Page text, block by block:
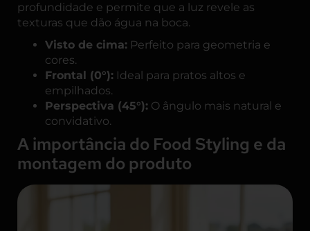
profundidade e permite que a luz revele as
texturas que dão água na boca.
Visto de cima: Perfeito para geometria e
cores.
Frontal (0°): Ideal para pratos altos e
empilhados.
Perspectiva (45°): O ângulo mais natural e
convidativo.
A importância do Food Styling e da
montagem do produto